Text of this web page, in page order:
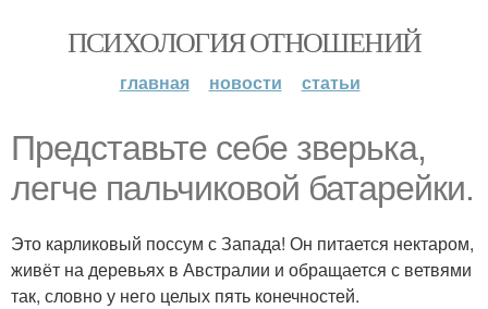
ПСИХОЛОГИЯ ОТНОШЕНИЙ
главная новости статьи
Представьте себе зверька,
легче пальчиковой батарейки.
Это карликовый поссум с Запада! Он питается нектаром,
живёт на деревьях в Австралии и обращается с ветвями
так, словно у него целых пять конечностей.